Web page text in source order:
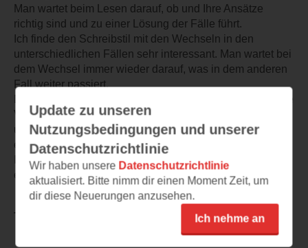
Man wartet beim Lesen darauf, ob und Ihre Ansätze
richtig sind und zu einer Lösung der Fälle führt.
Ich finde den Schreibstil mit den Wechseln in den
unterschiedlichen Fällen sehr interessant. Man wartet bei
dem Wechsel immer wieder darauf, was in dem anderen
Fall weiter passiert.
Vorgehensweise der Rechtsmedizin, auch mit den
unterschiedlichsten Fachbegriffen, die ja immer wieder
erklärt werden.
Ich kann dieses Buch mit gutem Gewissen weiter
empfehlen.
TEILEN
Update zu unseren
Nutzungsbedingungen und unserer
Datenschutzrichtlinie
Wir haben unsere Datenschutzrichtlinie
aktualisiert. Bitte nimm dir einen Moment Zeit, um
dir diese Neuerungen anzusehen.
Ich nehme an